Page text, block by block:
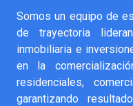
Somos un equipo de
de trayectoria
inmobiliaria e
en la
residenciales,
garantizando